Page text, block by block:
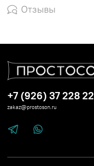
Отзывы
+7 (926) 37 228 22
zakaz@prostoson.ru